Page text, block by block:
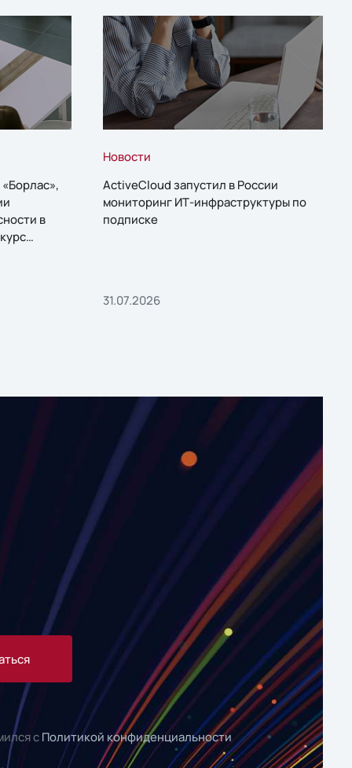
в
Новости
ActiveCloud запустил в России
мониторинг ИТ-инфраструктуры по
подписке
31.07.2026
сПолитикой конфиденциальности